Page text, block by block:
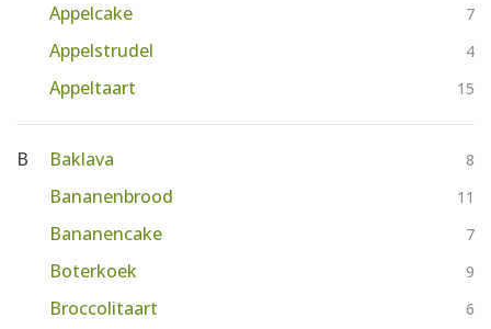
Appelcake 7
Appelstrudel 4
Appeltaart 15
B Baklava 8
Bananenbrood 11
Bananencake 7
Boterkoek 9
Broccolitaart 6